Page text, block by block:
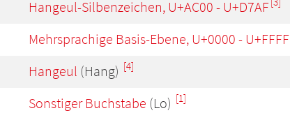
Hangeul-Silbenzeichen, U+AC00 - U+D7AF
Mehrsprachige Basis-Ebene, U+0000 - U+FFFF
Hangeul (Hang) [4]
Sonstiger Buchstabe (Lo) [1]